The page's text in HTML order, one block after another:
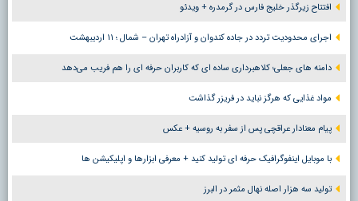
افتتاح زیرگذر خلیج فارس در گرمدره + ویدئو
اجرای محدودیت تردد در جاده کندوان و آزادراه تهران – شمال ؛ ١١ اردیبهشت
دامنه های جعلی؛ کلاهبرداری ساده ای که کاربران حرفه ای را هم فریب می‌دهد
مواد غذایی که هرگز نباید در فریزر گذاشت
پیام معنادار عراقچی پس از سفر به روسیه + عکس
با موبایل اینفوگرافیک حرفه ای تولید کنید + معرفی ابزارها و اپلیکیشن ها
تولید سه هزار اصله نهال مثمر در البرز